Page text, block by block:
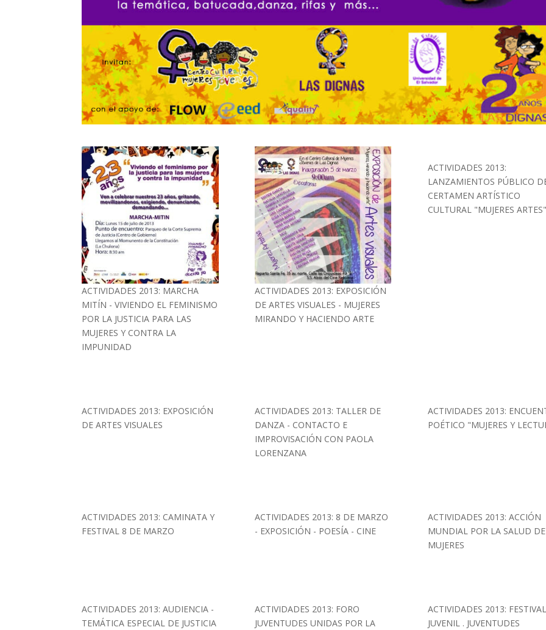
ACTIVIDADES 2013: MARCHA
MITÍN - VIVIENDO EL FEMINISMO
POR LA JUSTICIA PARA LAS
MUJERES Y CONTRA LA
IMPUNIDAD
ACTIVIDADES 2013: EXPOSICIÓN
DE ARTES VISUALES - MUJERES
MIRANDO Y HACIENDO ARTE
ACTIVIDADES 2013:
LANZAMIENTOS PÚBLICO
CERTAMEN ARTÍSTICO
CULTURAL "MUJERES ARTES"
ACTIVIDADES 2013: EXPOSICIÓN
DE ARTES VISUALES
ACTIVIDADES 2013: TALLER DE
DANZA - CONTACTO E
IMPROVISACIÓN CON PAOLA
LORENZANA
ACTIVIDADES 2013:
POÉTICO "MUJERES Y
ACTIVIDADES 2013: CAMINATA Y
FESTIVAL 8 DE MARZO
ACTIVIDADES 2013: 8 DE MARZO
- EXPOSICIÓN - POESÍA - CINE
ACTIVIDADES 2013: ACCIÓN
MUNDIAL POR LA SALUD
MUJERES
ACTIVIDADES 2013: AUDIENCIA -
TEMÁTICA ESPECIAL DE JUSTICIA
ACTIVIDADES 2013: FORO
JUVENTUDES UNIDAS POR LA
ACTIVIDADES 2013: FESTIVAL
JUVENIL . JUVENTUDES